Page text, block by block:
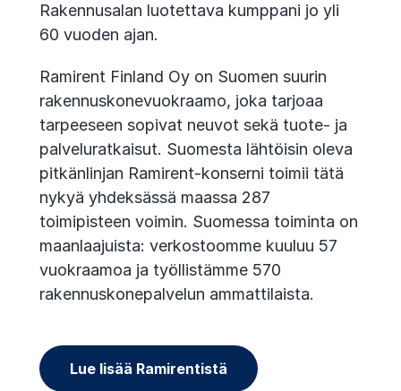
Rakennusalan luotettava kumppani jo yli
60 vuoden ajan.
Ramirent Finland Oy on Suomen suurin
rakennuskonevuokraamo, joka tarjoaa
tarpeeseen sopivat neuvot sekä tuote- ja
palveluratkaisut. Suomesta lähtöisin oleva
pitkänlinjan Ramirent-konserni toimii tätä
nykyä yhdeksässä maassa 287
toimipisteen voimin. Suomessa toiminta on
maanlaajuista: verkostoomme kuuluu 57
vuokraamoa ja työllistämme 570
rakennuskonepalvelun ammattilaista.
Lue lisää Ramirentistä